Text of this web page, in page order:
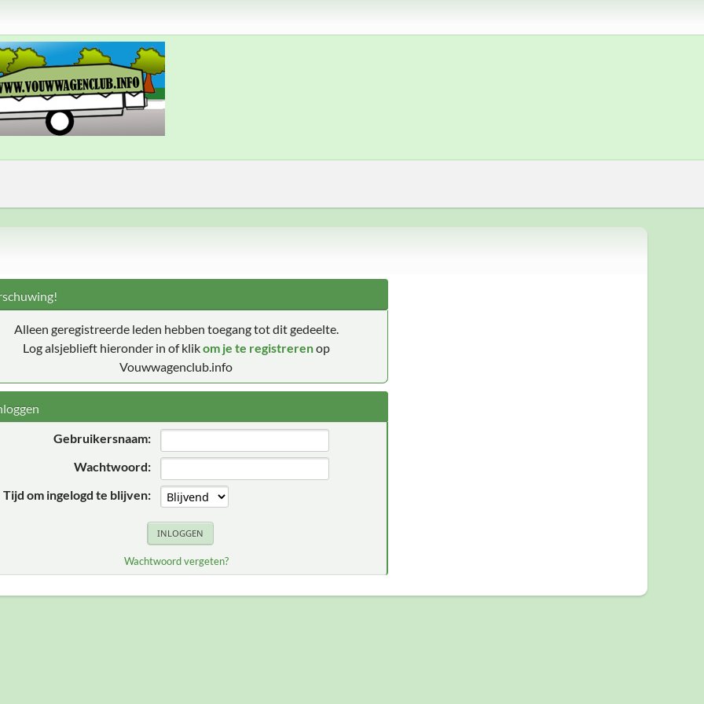
Alleen geregistreerde leden hebben toegang tot dit gedeelte.
Log alsjeblieft hieronder in of klikom je te registrerenop
Vouwwagenclub.info
Gebruikersnaam:
Wachtwoord:
Tijd om ingelogd te blijven:
Wachtwoord vergeten?